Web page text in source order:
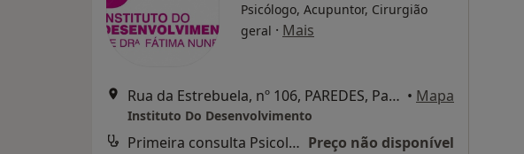
Psicólogo, Acupuntor, Cirurgião
geral · Mais
Rua da Estrebuela, nº 106, PAREDES, Paredes • Mapa
Instituto Do Desenvolvimento
Primeira consulta Psicologia Preço não disponível